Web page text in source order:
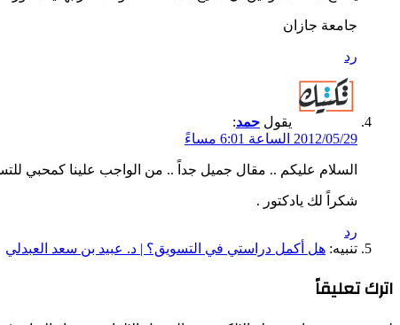
جامعة جازان
رد
يقول حمد:
2012/05/29 الساعة 6:01 مساءً
السلام عليكم .. مقال جميل جداً .. من الواجب علينا كمحبي
شكراً لك يادكتور .
رد
تنبيه: هل أكمل دراستي في التسويق؟ | د. عبيد بن سعد العبدلي
اترك تعليقاً